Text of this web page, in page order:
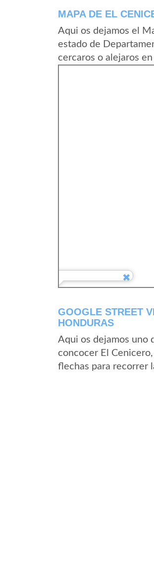
MAPA DE EL
Aqui os dejamos el
estado de
cercaros o alejaros
GOOGLE STREET
HONDURAS
Aqui os dejamos uno
concocer El
flechas para recorrer